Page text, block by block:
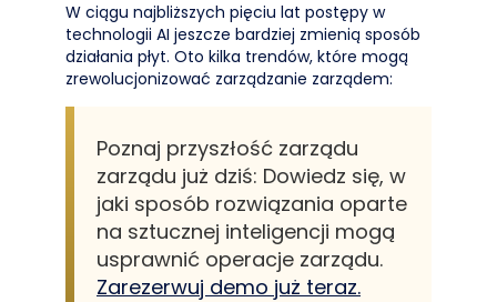
W ciągu najbliższych pięciu lat postępy w
technologii AI jeszcze bardziej zmienią sposób
działania płyt. Oto kilka trendów, które mogą
zrewolucjonizować zarządzanie zarządem:
Poznaj przyszłość zarządu
zarządu już dziś: Dowiedz się, w
jaki sposób rozwiązania oparte
na sztucznej inteligencji mogą
usprawnić operacje zarządu.
Zarezerwuj demo już teraz.